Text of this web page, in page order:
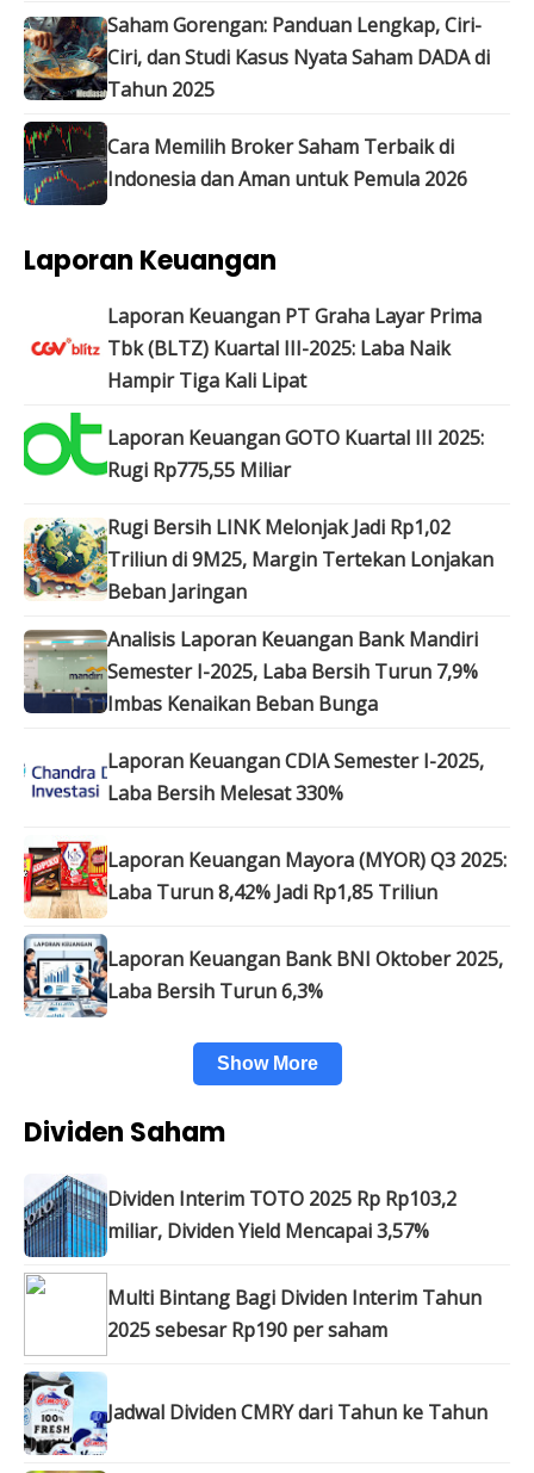
Saham Gorengan: Panduan Lengkap, Ciri-
Ciri, dan Studi Kasus Nyata Saham DADA di
Tahun 2025
Cara Memilih Broker Saham Terbaik di
Indonesia dan Aman untuk Pemula 2026
Laporan Keuangan
Laporan Keuangan PT Graha Layar Prima
Tbk (BLTZ) Kuartal III-2025: Laba Naik
Hampir Tiga Kali Lipat
Laporan Keuangan GOTO Kuartal III 2025:
Rugi Rp775,55 Miliar
Rugi Bersih LINK Melonjak Jadi Rp1,02
Triliun di 9M25, Margin Tertekan Lonjakan
Beban Jaringan
Analisis Laporan Keuangan Bank Mandiri
Semester I-2025, Laba Bersih Turun 7,9%
Imbas Kenaikan Beban Bunga
Laporan Keuangan CDIA Semester I-2025,
Laba Bersih Melesat 330%
Laporan Keuangan Mayora (MYOR) Q3 2025:
Laba Turun 8,42% Jadi Rp1,85 Triliun
Laporan Keuangan Bank BNI Oktober 2025,
Laba Bersih Turun 6,3%
Show More
Dividen Saham
Dividen Interim TOTO 2025 Rp Rp103,2
miliar, Dividen Yield Mencapai 3,57%
Multi Bintang Bagi Dividen Interim Tahun
2025 sebesar Rp190 per saham
Jadwal Dividen CMRY dari Tahun ke Tahun